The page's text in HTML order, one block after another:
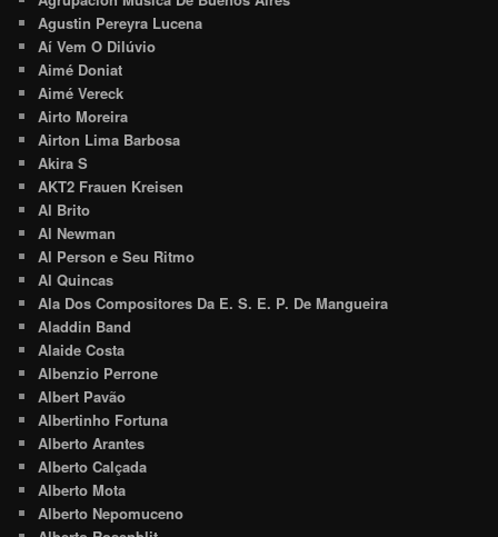
Agustin Pereyra Lucena
Aí Vem O Dilúvio
Aimé Doniat
Aimé Vereck
Airto Moreira
Airton Lima Barbosa
Akira S
AKT2 Frauen Kreisen
Al Brito
Al Newman
Al Person e Seu Ritmo
Al Quincas
Ala Dos Compositores Da E. S. E. P. De Mangueira
Aladdin Band
Alaide Costa
Albenzio Perrone
Albert Pavão
Albertinho Fortuna
Alberto Arantes
Alberto Calçada
Alberto Mota
Alberto Nepomuceno